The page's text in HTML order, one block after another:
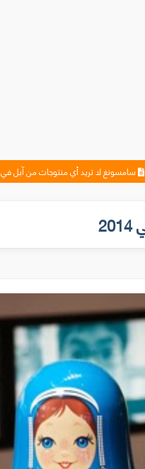
سامسونغ لا تريد أي منتوجات من آبل في سوتشي 2014